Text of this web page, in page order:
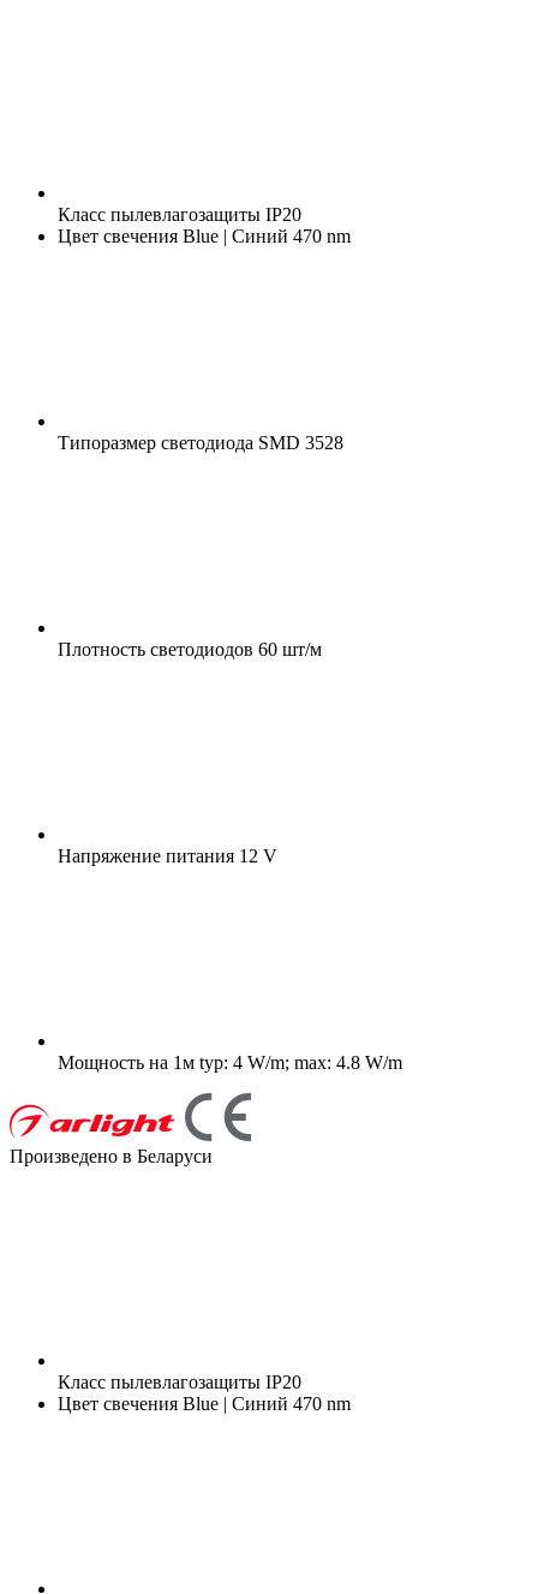
Класс пылевлагозащиты IP20
Цвет свечения Blue | Синий 470 nm
Типоразмер светодиода SMD 3528
Плотность светодиодов 60 шт/м
Напряжение питания 12 V
Мощность на 1м typ: 4 W/m; max: 4.8 W/m
Произведено в Беларуси
Класс пылевлагозащиты IP20
Цвет свечения Blue | Синий 470 nm